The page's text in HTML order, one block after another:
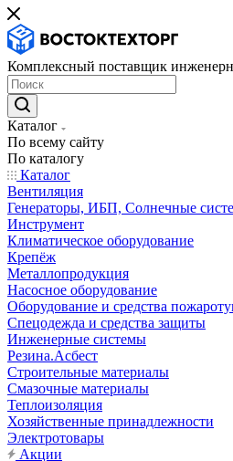
Комплексный поставщик
Каталог
По всему сайту
По каталогу
Каталог
Вентиляция
Генераторы, ИБП, Солнечные
Инструмент
Климатическое оборудование
Крепёж
Металлопродукция
Насосное оборудование
Оборудование и средства
Спецодежда и средства защиты
Инженерные системы
Резина.Асбест
Строительные материалы
Смазочные материалы
Теплоизоляция
Хозяйственные принадлежности
Электротовары
Акции